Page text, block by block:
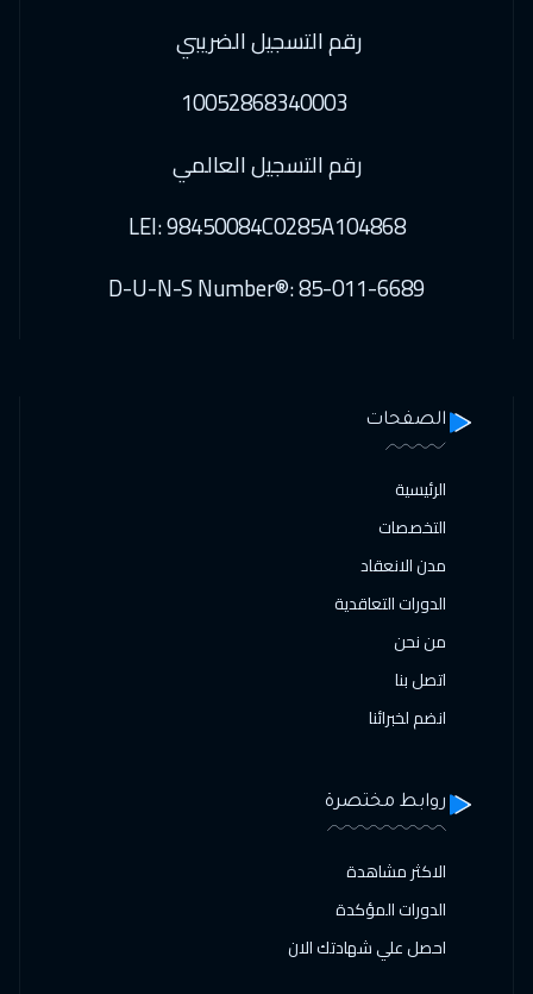
رقم التسجيل الضريبي
رقم التسجيل العالمي
LEI: 98450084C0285A104868
D-U-N-S Number®: 85-011-6689
الصفحات
الرئيسية
التخصصات
مدن الانعقاد
الدورات التعاقدية
من نحن
اتصل بنا
انضم لخبرائنا
روابط مختصرة
الاكثر مشاهدة
الدورات المؤكدة
احصل علي شهادتك الان